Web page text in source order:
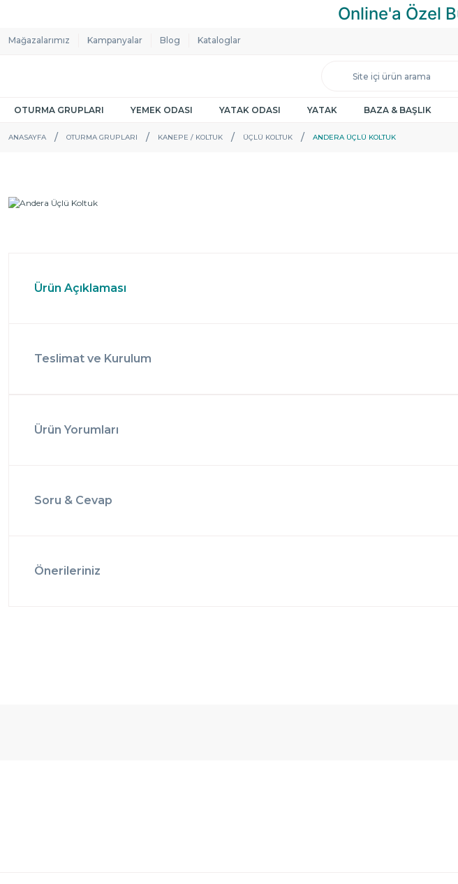
Mağazalarımız Kampanyalar Blog Kataloglar
OTURMA GRUPLARI YEMEK ODASI YATAK ODASI YATAK BAZA & BAŞLIK
ANASAYFA OTURMA GRUPLARI KANEPE / KOLTUK ÜÇLÜ KOLTUK ANDERA ÜÇLÜ KOLTUK
Ürün Açıklaması
Teslimat ve Kurulum
Ürün Yorumları
Soru & Cevap
Önerileriniz